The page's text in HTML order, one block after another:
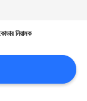
নিয়ামক